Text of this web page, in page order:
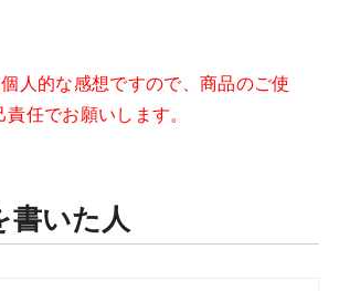
人的な感想ですので、商品のご使
任でお願いします。
書いた人